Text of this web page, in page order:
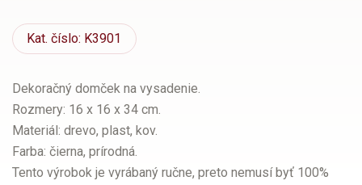
Kat. číslo: K3901
Dekoračný domček na vysadenie.
Rozmery: 16 x 16 x 34 cm.
Materiál: drevo, plast, kov.
Farba: čierna, prírodná.
Tento výrobok je vyrábaný ručne, preto nemusí byť 100%